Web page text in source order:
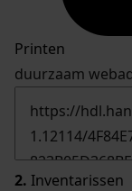
Printen
duurzaam
2. Inventarissen